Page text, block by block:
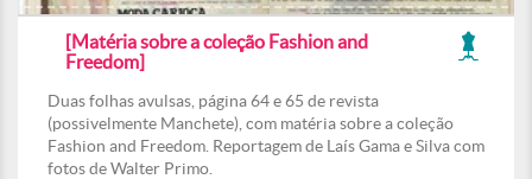
[Matéria sobre a coleção Fashion and
Freedom]
Duas folhas avulsas, página 64 e 65 de revista
(possivelmente Manchete), com matéria sobre a coleção
Fashion and Freedom. Reportagem de Laís Gama e Silva com
fotos de Walter Primo.